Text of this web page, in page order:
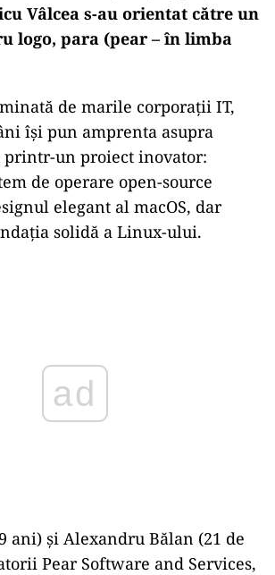
Vâlcea s-au orientat către un
logo, para (pear – în limba
de marile corporații IT,
își pun amprenta asupra
un proiect inovator:
de operare open-source
elegant al macOS, dar
solidă a Linux-ului.
ani) şi Alexandru Bălan (21 de
Pear Software and Services,